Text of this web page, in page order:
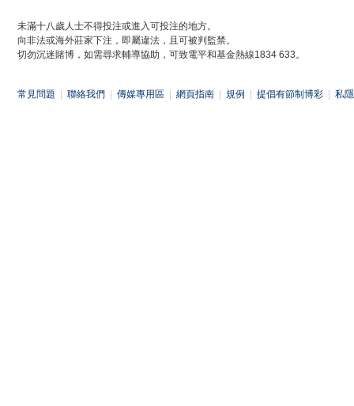
未滿十八歲人士不得投注或進入可投注的地方。
向非法或海外莊家下注，即屬違法，且可被判監禁。
切勿沉迷賭博，如需尋求輔導協助，可致電平和基金熱線1834 633。
常見問題 聯絡我們 傳媒專用區 網頁指南 規例 提倡有節制博彩 私